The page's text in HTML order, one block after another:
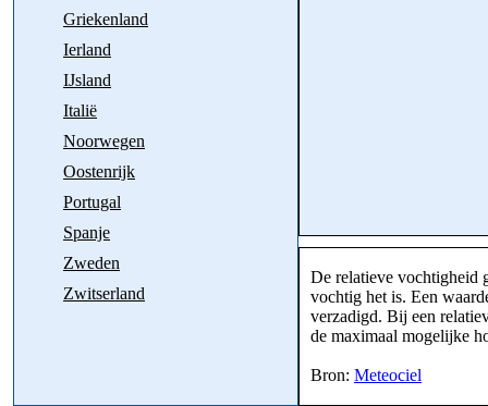
Griekenland
Ierland
IJsland
Italië
Noorwegen
Oostenrijk
Portugal
Spanje
Zweden
Zwitserland
De relatieve vochtigheid
vochtig het is. Een
verzadigd. Bij een
de maximaal mogelijke
Bron: Meteociel